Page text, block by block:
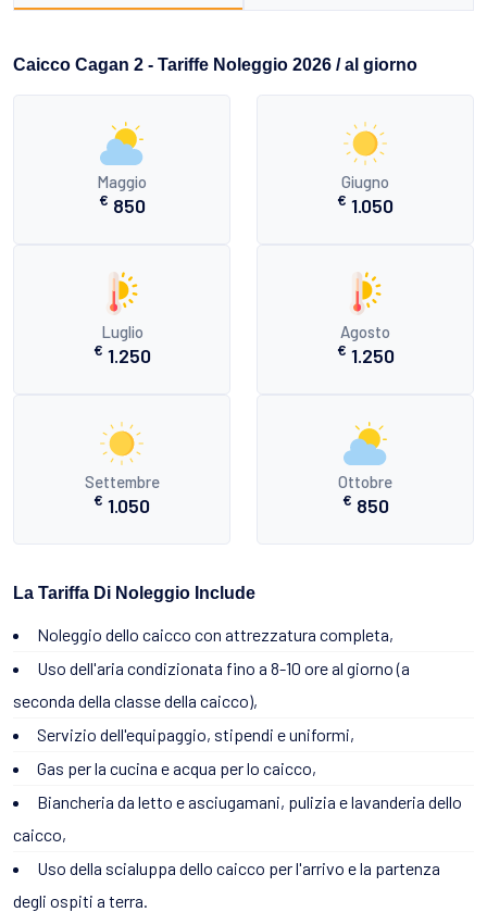
Caicco Cagan 2 - Tariffe Noleggio 2026 / al giorno
Maggio
€ 850
Giugno
€ 1.050
Luglio
€ 1.250
Agosto
€ 1.250
Settembre
€ 1.050
Ottobre
€ 850
La Tariffa Di Noleggio Include
Noleggio dello caicco con attrezzatura completa,
Uso dell'aria condizionata fino a 8-10 ore al giorno (a
seconda della classe della caicco),
Servizio dell'equipaggio, stipendi e uniformi,
Gas per la cucina e acqua per lo caicco,
Biancheria da letto e asciugamani, pulizia e lavanderia dello
caicco,
Uso della scialuppa dello caicco per l'arrivo e la partenza
degli ospiti a terra.